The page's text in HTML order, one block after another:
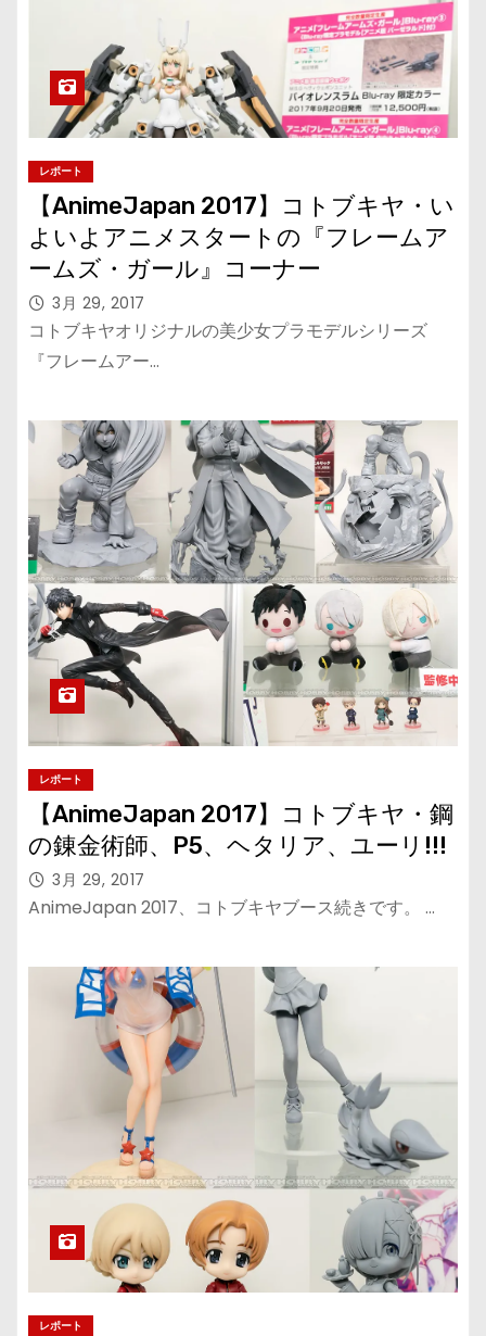
レポート
【AnimeJapan 2017】コトブキヤ・い
よいよアニメスタートの『フレームア
ームズ・ガール』コーナー
3月 29, 2017
コトブキヤオリジナルの美少女プラモデルシリーズ
『フレームアー…
レポート
【AnimeJapan 2017】コトブキヤ・鋼
の錬金術師、P5、ヘタリア、ユーリ!!!
3月 29, 2017
AnimeJapan 2017、コトブキヤブース続きです。 …
レポート